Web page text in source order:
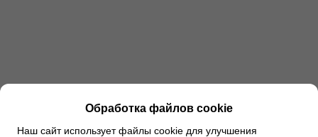
Обработка файлов cookie
Наш сайт использует файлы cookie для улучшения